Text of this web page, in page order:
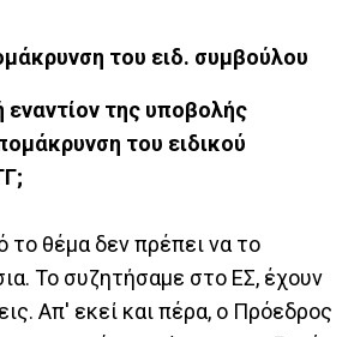
του ειδ. συμβούλου
εναντίον της υποβολής
του ειδικού
το θέμα δεν πρέπει να το
Το συζητήσαμε στο ΕΣ, έχουν
Απ' εκεί και πέρα, ο Πρόεδρος